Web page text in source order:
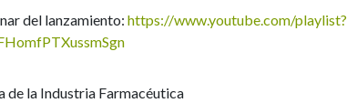
del lanzamiento:https://www.youtube.com/playlist?
de la Industria Farmacéutica